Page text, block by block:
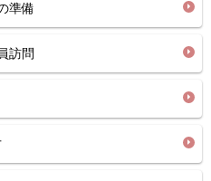
準備
訪問